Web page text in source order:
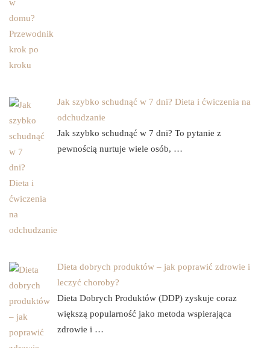
Jak szybko schudnąć w 7 dni? Dieta i ćwiczenia na
odchudzanie
Jak szybko schudnąć w 7 dni? To pytanie z
pewnością nurtuje wiele osób, …
Dieta dobrych produktów – jak poprawić zdrowie i
leczyć choroby?
Dieta Dobrych Produktów (DDP) zyskuje coraz
większą popularność jako metoda wspierająca
zdrowie i …